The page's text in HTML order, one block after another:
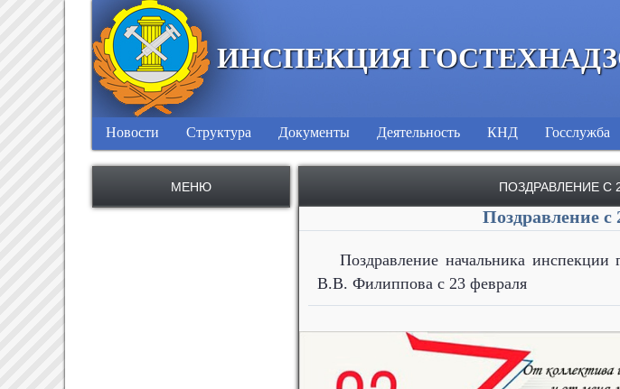
ИНСПЕКЦИЯ
Новости Структура Документы Деятельность КНД Госслужба
МЕНЮ ПОЗДРАВЛЕНИЕ С
Поздравление с
Поздравление начальника
В.В. Филиппова с 23 февраля